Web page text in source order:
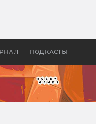
ПОДКАСТЫ
Грецией